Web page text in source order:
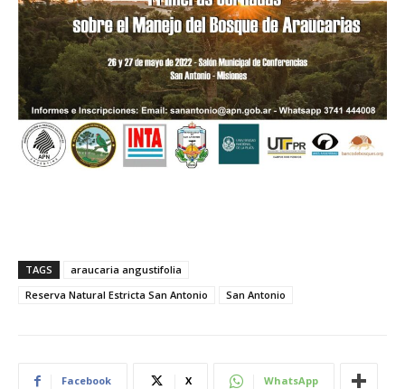
TAGS
araucaria angustifolia
Reserva Natural Estricta San Antonio
San Antonio
Facebook X WhatsApp